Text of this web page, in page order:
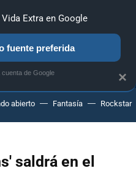
PC SONY NINTENDO
abierto Fantasía Rockstar
saldrá en el
×
Extra en Google
fuente preferida
de Google